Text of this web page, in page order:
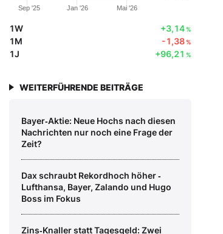
Jan '26
Sep '25 Mai '26
1W +3,14%
1M -1,38%
1J +96,21 %
WEITERFÜHRENDE BEITRÄGE
Bayer‑Aktie: Neue Hochs nach diesen
Nachrichten nur noch eine Frage der
Zeit?
Dax schraubt Rekordhoch höher ‑
Lufthansa, Bayer, Zalando und Hugo
Boss im Fokus
Zins‑Knaller statt Tagesgeld: Zwei